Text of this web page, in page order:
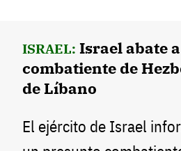
ISRAEL: Israel abate
combatiente de
de Líbano
El ejército de Israel